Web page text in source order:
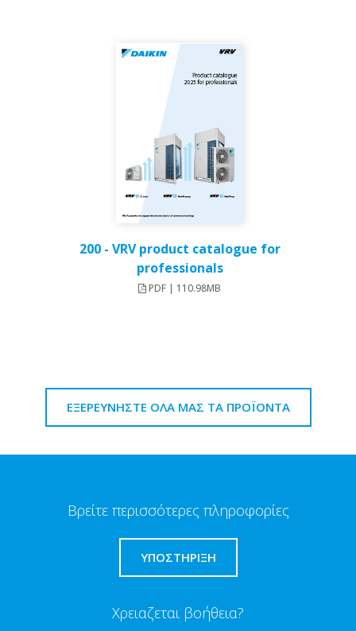
200 - VRV product catalogue for
professionals
PDF | 110.98MB
ΕΞΕΡΕΥΝΗΣΤΕ ΟΛΑ ΜΑΣ ΤΑ ΠΡΟΪΟΝΤΑ
Βρείτε περισσότερες πληροφορίες
ΥΠΟΣΤΗΡΙΞΗ
Χρειαζεται βοήθεια?